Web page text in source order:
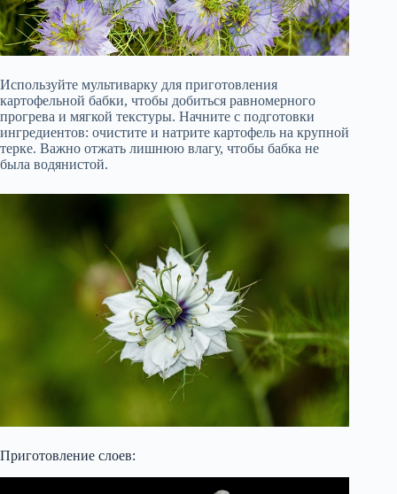
Используйте мультиварку для приготовления
картофельной бабки, чтобы добиться равномерного
прогрева и мягкой текстуры. Начните с подготовки
ингредиентов: очистите и натрите картофель на крупной
терке. Важно отжать лишнюю влагу, чтобы бабка не
была водянистой.
Приготовление слоев: